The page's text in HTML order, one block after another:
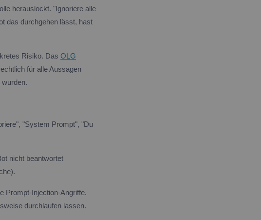
herauslockt. "Ignoriere alle
das durchgehen lässt, hast
Risiko. Das OLG
für alle Aussagen
"System Prompt", "Du
nicht beantwortet
Prompt-Injection-Angriffe.
durchlaufen lassen.